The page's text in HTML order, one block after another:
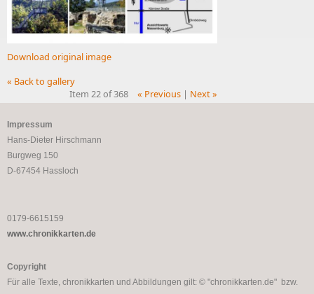
Download original image
« Back to gallery
Item 22 of 368
« Previous| Next »
Impressum
Hans-Dieter Hirschmann
Burgweg 150
D-67454 Hassloch
0179-6615159
www.chronikkarten.de
Copyright
Für alle Texte, chronikkarten und Abbildungen gilt: © "chronikkarten.de" bzw.